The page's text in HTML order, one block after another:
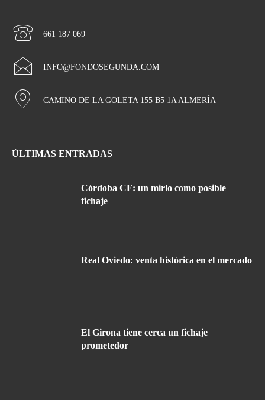
661 187 069
INFO@FONDOSEGUNDA.COM
CAMINO DE LA GOLETA 155 B5 1A ALMERÍA
ÚLTIMAS ENTRADAS
Córdoba CF: un mirlo como posible
fichaje
Real Oviedo: venta histórica en el mercado
El Girona tiene cerca un fichaje
prometedor